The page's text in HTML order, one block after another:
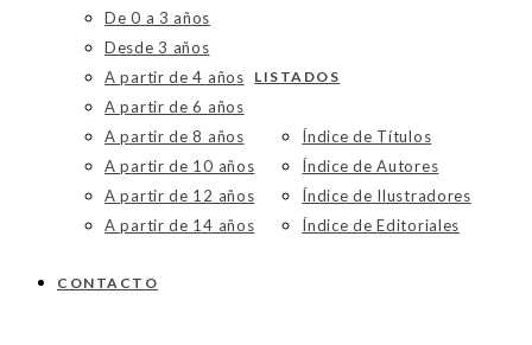
De 0 a 3 años
Desde 3 años
A partir de 4 años
A partir de 6 años
A partir de 8 años
A partir de 10 años
A partir de 12 años
A partir de 14 años
LISTADOS
Índice de Títulos
Índice de Autores
Índice de Ilustradores
Índice de Editoriales
CONTACTO